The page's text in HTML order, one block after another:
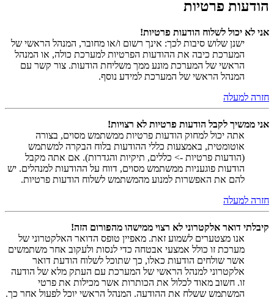
הודעות פרטיות
אני לא יכול לשלוח הודעות פרטיות!
ישנן שלוש סיבות לכך: אינך רשום ו/או מחובר, המנהל הראשי של
המערכת כיבה את ההודעות הפרטיות למערכת כולה, או המנהל
הראשי של המערכת מונע ממך משליחת הודעות. צור קשר עם
המנהל הראשי של המערכת למידע נוסף.
חזרה למעלה
אני ממשיך לקבל הודעות פרטיות לא רצויות!
אתה יכול למחוק הודעות פרטיות ממשתמש מסוים, בצורה
אוטומטית, באמצעות כללי ההודעות בלוח הבקרה למשתמש
(הודעות פרטיות -> כללים, תיקיות והגדרות). אם אתה מקבל
הודעות פוגעניות ממשתמש מסוים, דווח על ההודעות למנהלים. יש
להם את האפשרות למנוע מהמשתמש לשלוח הודעות פרטיות.
חזרה למעלה
קיבלתי דואר אלקטרוני לא רצוי ממישהו מהפורום הזה!
אנו מצטערים לשמוע זאת. מאפיין טופס הדואר האלקטרוני של
מערכת זו כולל אמצעי אבטחה כדי לנסות ולעקוב אחר משתמשים
אשר שולחים הודעות כאלו, כך שתוכל לשלוח הודעת דואר
אלקטרוני למנהל הראשי של המערכת עם העתק מלא של הודעה
זו. חשוב מאוד לכלול את הכותרות אשר מכילות את פרטי
המשתמש ששלח את ההודעה. המנהל הראשי יוכל לפעול אחר כך.